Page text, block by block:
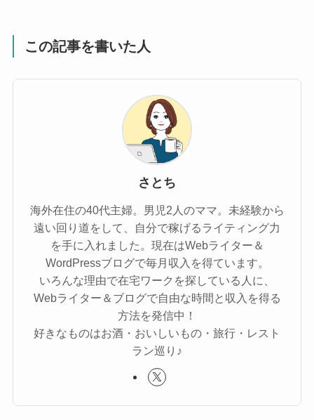
この記事を書いた人
さとち
海外在住の40代主婦。男児2人のママ。未経験から
遠い回り道をして、自分で稼げるライティング力
を手に入れました。現在はWebライター＆
WordPressブログで毎月収入を得ています。
いろんな理由で在宅ワークを探している人に、
Webライター＆ブログで自由な時間と収入を得る
方法を発信中！
好きなものはお酒・おいしいもの・旅行・レスト
ラン巡り♪